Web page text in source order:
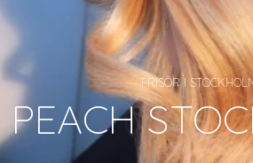
FRISÖR I
PEACH